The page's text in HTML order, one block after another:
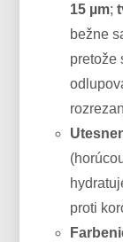
15 µm;
bežne
pretože
proti